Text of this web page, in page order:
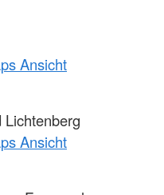
Ansicht
Lichtenberg
Ansicht